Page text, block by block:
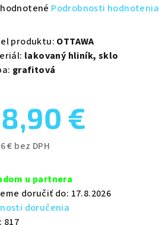
Podrobnosti hodnotenia
produktu: OTTAWA
lakovaný hliník, sklo
grafitová
€
€ bez DPH
u partnera
doručiť do: 17.8.2026
doručenia
817